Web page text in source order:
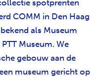
spotprenten
COMM in Den Haag
als Museum
Museum. We
gebouw aan de
museum gericht op